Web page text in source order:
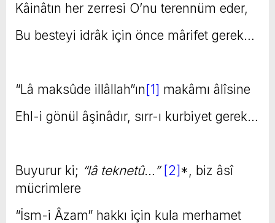
Kâinâtın her zerresi O’nu terennüm eder,
Bu besteyi idrâk için önce mârifet gerek…
“Lâ maksûde illâllah”ın[1] makâmı âlîsine
Ehl-i gönül âşinâdır, sırr-ı kurbiyet gerek…
Buyurur ki; “lâ teknetû…” [2] *, biz âsî
mücrimlere
“İsm-i Âzam” hakkı için kula merhamet